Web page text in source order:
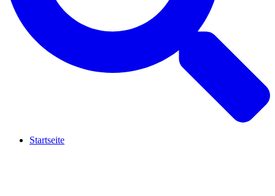
Startseite